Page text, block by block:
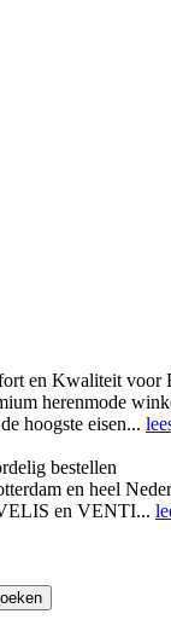
en Kwaliteit
herenmode
hoogste eisen...
bestellen
en heel
en VENTI...